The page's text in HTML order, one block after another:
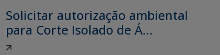
Solicitar autorização ambiental
para Corte Isolado de Á...